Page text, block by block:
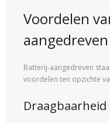
Voordelen
Batterij-aangedreven
voordelen ten opzichte